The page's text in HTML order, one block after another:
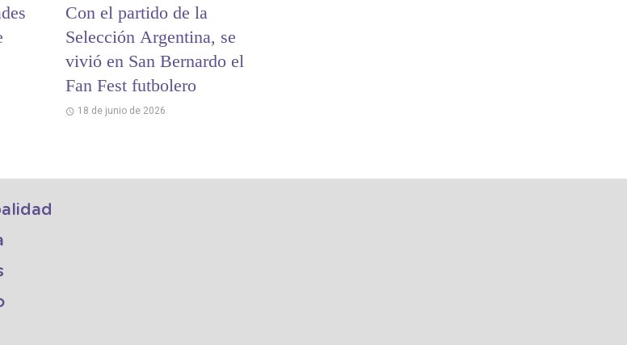
Con el partido de la
Selección Argentina, se
vivió en San Bernardo el
Fan Fest futbolero
18 de junio de 2026